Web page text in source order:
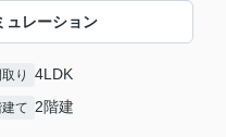
ュレーション
り 4LDK
建て 2階建